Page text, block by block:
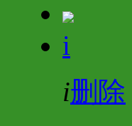
i
i删除